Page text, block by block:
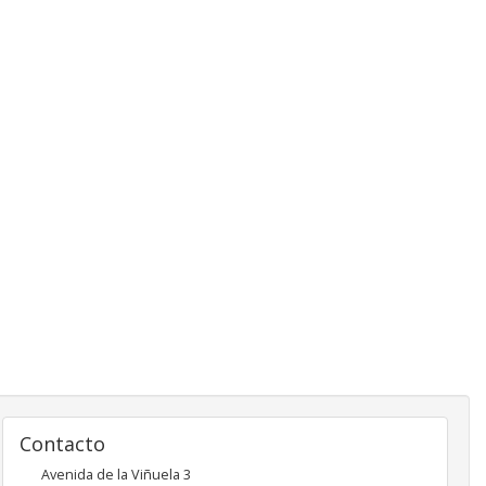
Contacto
Avenida de la Viñuela 3